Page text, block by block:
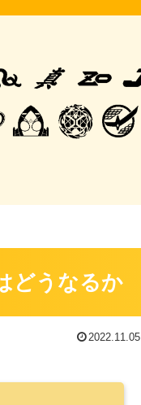
どうなるか
2022.11.05